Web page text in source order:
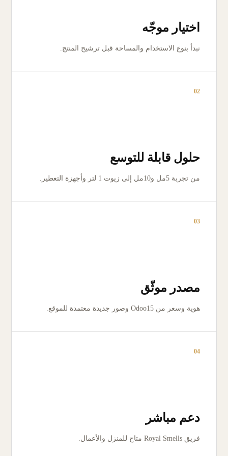
اختيار موجّه
نبدأ بنوع الاستخدام والمساحة قبل ترشيح المنتج.
02
حلول قابلة للتوسع
من تجربة 5مل و10مل إلى زيوت 1 لتر وأجهزة التعطير.
03
مصدر موثّق
هوية وسعر من Odoo15 وصور جديدة معتمدة للموقع.
04
دعم مباشر
فريق Royal Smells متاح للمنزل والأعمال.